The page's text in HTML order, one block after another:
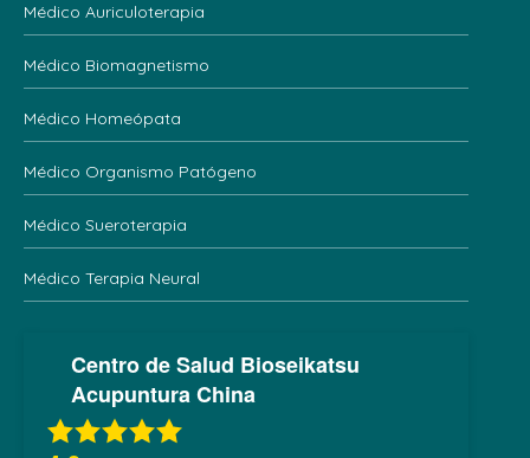
Médico Auriculoterapia
Médico Biomagnetismo
Médico Homeópata
Médico Organismo Patógeno
Médico Sueroterapia
Médico Terapia Neural
Centro de Salud Bioseikatsu
Acupuntura China